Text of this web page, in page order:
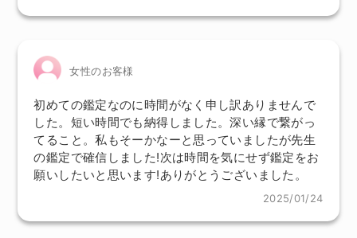
女性のお客様
初めての鑑定なのに時間がなく申し訳ありませんで
した。短い時間でも納得しました。深い縁で繋がっ
てること。私もそーかなーと思っていましたが先生
の鑑定で確信しました!次は時間を気にせず鑑定をお
願いしたいと思います!ありがとうございました。
2025/01/24